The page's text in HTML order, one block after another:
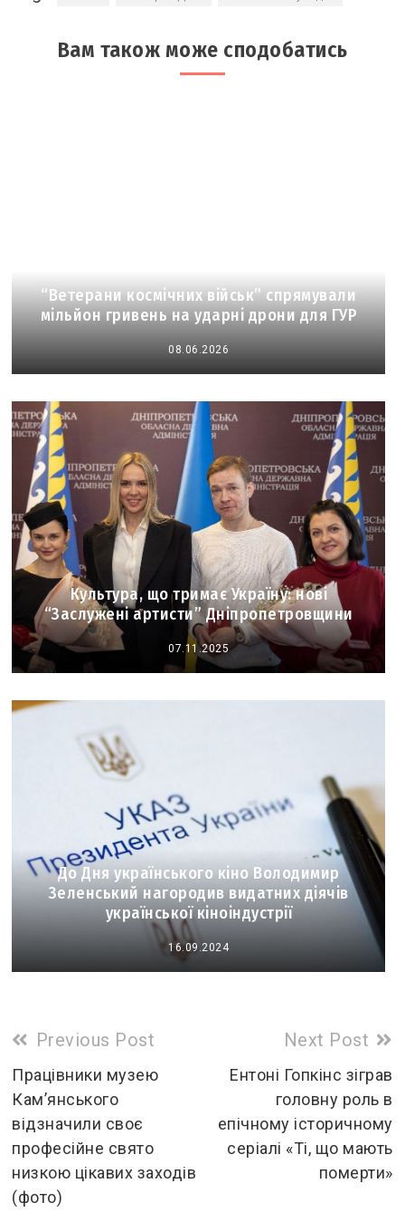
Вам також може сподобатись
“Ветерани космічних військ” спрямували
мільйон гривень на ударні дрони для ГУР
08.06.2026
Культура, що тримає Україну: нові
“Заслужені артисти” Дніпропетровщини
07.11.2025
До Дня українського кіно Володимир
Зеленський нагородив видатних діячів
української кіноіндустрії
16.09.2024
Read
more
articles
Previous Post
Працівники музею
Кам’янського
відзначили своє
професійне свято
низкою цікавих заходів
(фото)
Next Post
Ентоні Гопкінс зіграв
головну роль в
епічному історичному
серіалі «Ті, що мають
померти»